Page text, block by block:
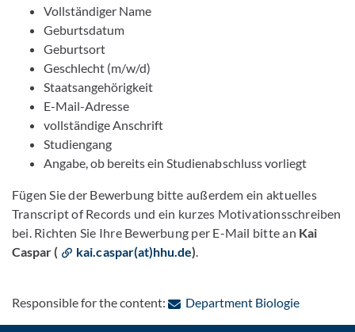
Vollständiger Name
Geburtsdatum
Geburtsort
Geschlecht (m/w/d)
Staatsangehörigkeit
E-Mail-Adresse
vollständige Anschrift
Studiengang
Angabe, ob bereits ein Studienabschluss vorliegt
Fügen Sie der Bewerbung bitte außerdem ein aktuelles
Transcript of Records und ein kurzes Motivationsschreiben
bei. Richten Sie Ihre Bewerbung per E-Mail bitte an Kai
Caspar (
kai.caspar(at)hhu.de).
Responsible for the content: Department Biologie: Contact